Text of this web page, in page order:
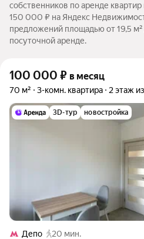
собственников по аренде
150 000 ₽ на Яндекс
предложений площадью от 19,5
посуточной аренде.
100 000 ₽ в месяц
70 м² 3-комн. квартира 2 этаж
3D-тур новостройка
Депо
20 мин.